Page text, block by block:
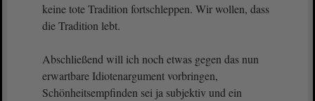
keine tote Tradition fortschleppen. Wir wollen, dass
die Tradition lebt.
Abschließend will ich noch etwas gegen das nun
erwartbare Idiotenargument vorbringen,
Schönheitsempfinden sei ja subjektiv und ein